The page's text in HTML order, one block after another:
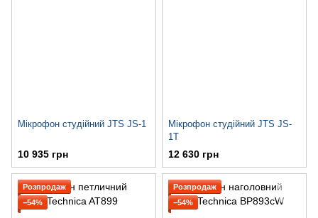
Мікрофон студійний JTS JS-1
10 935 грн
Мікрофон студійний JTS JS-
1T
12 630 грн
Розпродаж
−54%
Розпродаж
−54%